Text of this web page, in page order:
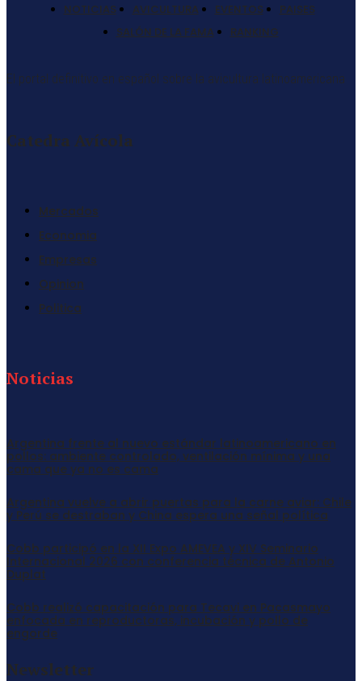
NOTICIAS AVICULTURA EVENTOS
PAISES
SALÓN DE LA FAMA
RANKING
El portal definitivo en español sobre la avicultura latinoamericana
Catedra Avícola
Mercados
Economia
Empresas
Opinion
Politica
Noticias
Argentina frente al nuevo estándar latinoamericano en
pollos: ambiente controlado, ventilación mínima y una
cama que ya no es cama
Argentina vuelve a abrir puertas para la carne aviar: Chile
y Perú se destraban y China espera una señal política
Cobb participó en la XII Expo AMEVEA y XIV Seminario
Internacional 2026 con conferencia técnica de Antonio
Duplat
Cobb realizó capacitación para Tecavi en Pacasmayo
enfocada en reproductoras, incubación y pollo de
engorde
Newsletter